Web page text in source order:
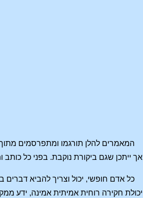
המאמרים להלן תורגמו ומתפרסמים מתוך
אך ייתכן שגם ביקורת נוקבת. בפני כל כותב
כל אדם חופשי, יכול וצריך להביא דברים
יכולת חקירה רוחית אמיתית אמינה, ידע